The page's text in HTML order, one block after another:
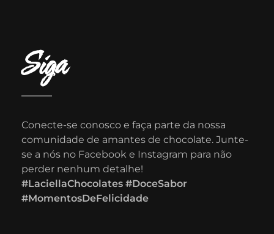
Siga
Conecte-se conosco e faça parte da nossa
comunidade de amantes de chocolate. Junte-
se a nós no Facebook e Instagram para não
perder nenhum detalhe!
#LaciellaChocolates #DoceSabor
#MomentosDeFelicidade